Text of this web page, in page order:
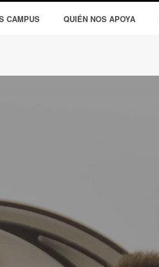
CAMPUS QUIÉN NOS APOYA